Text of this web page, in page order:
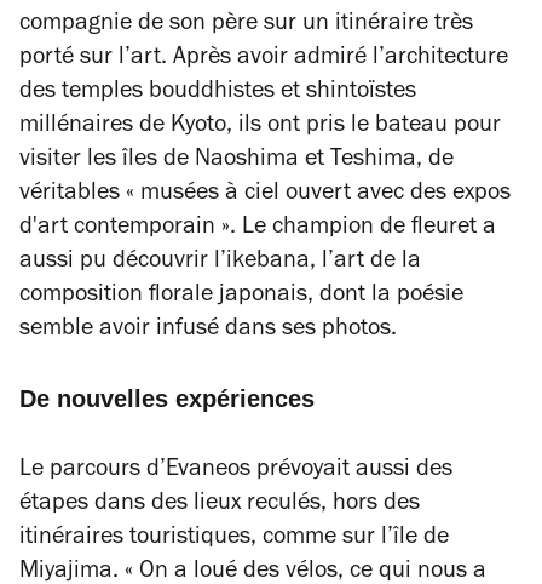
compagnie de son père sur un itinéraire très
porté sur l’art. Après avoir admiré l’architecture
des temples bouddhistes et shintoïstes
millénaires de Kyoto, ils ont pris le bateau pour
visiter les îles de Naoshima et Teshima, de
véritables « musées à ciel ouvert avec des expos
d'art contemporain ». Le champion de fleuret a
aussi pu découvrir l’ ikebana, l’art de la
composition florale japonais, dont la poésie
semble avoir infusé dans ses photos.
De nouvelles expériences
Le parcours d’Evaneos prévoyait aussi des
étapes dans des lieux reculés, hors des
itinéraires touristiques, comme sur l’île de
Miyajima. « On a loué des vélos, ce qui nous a